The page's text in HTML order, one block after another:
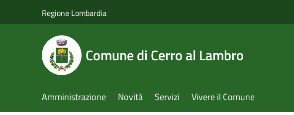
Regione Lombardia
Comune di Cerro al Lambro
Amministrazione Novità Servizi Vivere il Comune